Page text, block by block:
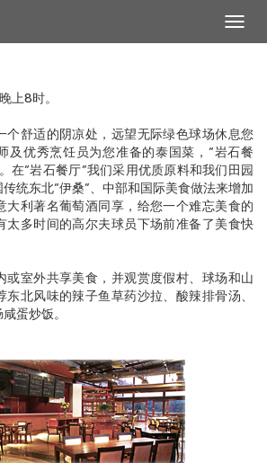
上8时。
个舒适的阴凉处，远望无际绿色球场休息您
及优秀烹饪员为您准备的泰国菜，“岩石餐
在“岩石餐厅”我们采用优质原料和我们田园
统东北“伊桑”、中部和国际美食做法来增加
大利著名葡萄酒同享，给您一个难忘美食的
太多时间的高尔夫球员下场前准备了美食快
或室外共享美食，并观赏度假村、球场和山
北风味的辣子鱼草药沙拉、酸辣排骨汤、
蛋炒饭。